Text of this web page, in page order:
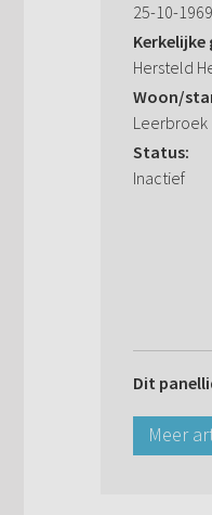
25-10-1969
Kerkelijke
Hersteld
Woon/
Leerbroek
Status:
Inactief
Dit
Meer